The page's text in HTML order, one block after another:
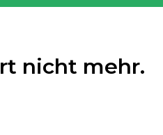
nicht mehr.